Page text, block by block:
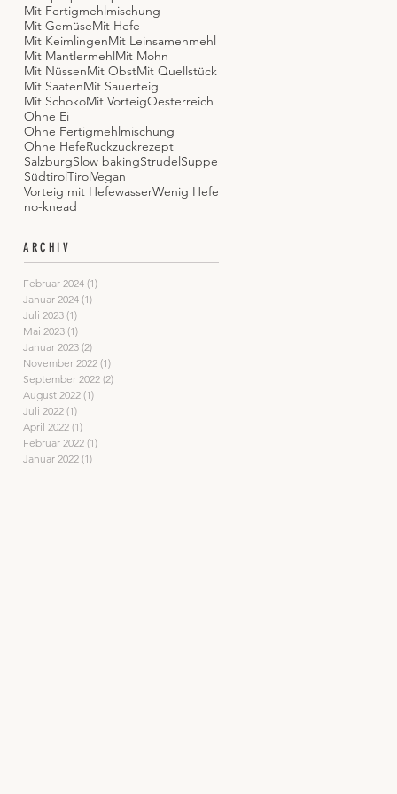
Mit Fertigmehlmischung
Mit GemüseMit Hefe
Mit KeimlingenMit Leinsamenmehl
Mit MantlermehlMit Mohn
Mit NüssenMit ObstMit Quellstück
Mit SaatenMit Sauerteig
Mit SchokoMit VorteigOesterreich
Ohne Ei
Ohne Fertigmehlmischung
Ohne HefeRuckzuckrezept
SalzburgSlow bakingStrudelSuppe
SüdtirolTirolVegan
Vorteig mit HefewasserWenig Hefe
no-knead
ARCHIV
Februar 2024 (1)
Januar 2024 (1)
Juli 2023 (1)
Mai 2023 (1)
Januar 2023 (2)
November 2022 (1)
September 2022 (2)
August 2022 (1)
Juli 2022 (1)
April 2022 (1)
Februar 2022 (1)
Januar 2022 (1)